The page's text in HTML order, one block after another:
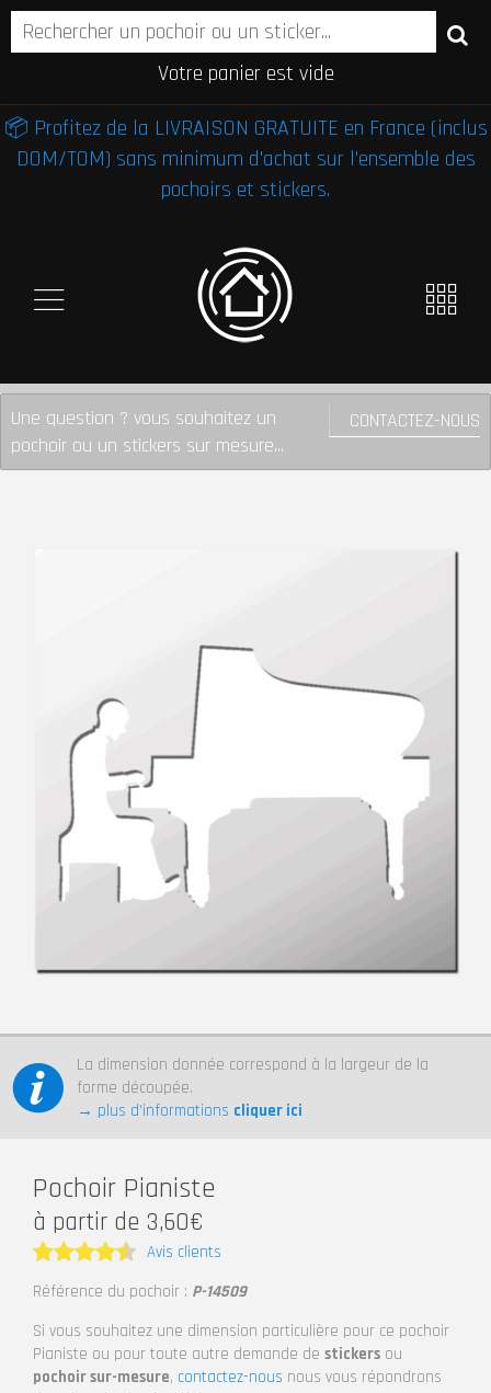
Votre panier est vide
📦 Profitez de la LIVRAISON GRATUITE en France (inclus
DOM/TOM) sans minimum d'achat sur l'ensemble des
pochoirs et stickers.
CONTACTEZ-NOUS
Une question ? vous souhaitez un
pochoir ou un stickers sur mesure...
La dimension donnée correspond à la largeur de la
forme découpée.
→ plus d’informations cliquer ici
Pochoir Pianiste
à partir de 3,60€
Note4.5
Avis clients
Référence du pochoir : P-14509
Si vous souhaitez une dimension particulière pour ce pochoir
Pianiste ou pour toute autre demande de stickers ou
pochoir sur-mesure, contactez-nous nous vous répondrons